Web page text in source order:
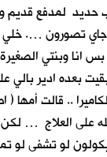
لمدفع قديم و
تصورون …. خلي
انا وبنتي
بعده ادير
.. قالت أمها (
العلاج … لكن
لو تشفى